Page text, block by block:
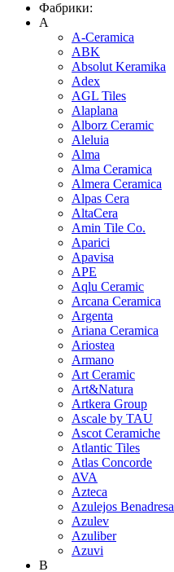
Фабрики:
A
A-Ceramica
ABK
Absolut Keramika
Adex
AGL Tiles
Alaplana
Alborz Ceramic
Aleluia
Alma
Alma Ceramica
Almera Ceramica
Alpas Cera
AltaCera
Amin Tile Co.
Aparici
Apavisa
APE
Aqlu Ceramic
Arcana Ceramica
Argenta
Ariana Ceramica
Ariostea
Armano
Art Ceramic
Art&Natura
Artkera Group
Ascale by TAU
Ascot Ceramiche
Atlantic Tiles
Atlas Concorde
AVA
Azteca
Azulejos Benadresa
Azulev
Azuliber
Azuvi
B